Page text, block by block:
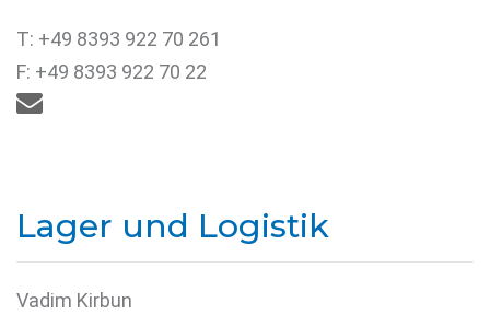
T: +49 8393 922 70 261
F: +49 8393 922 70 22

Lager und Logistik
Vadim Kirbun